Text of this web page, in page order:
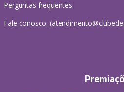
Perguntas frequentes
Fale conosco: